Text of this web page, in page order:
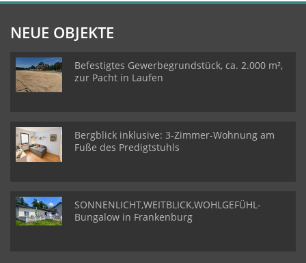
NEUE OBJEKTE
Befestigtes Gewerbegrundstück, ca. 2.000 m²,
zur Pacht in Laufen
Bergblick inklusive: 3-Zimmer-Wohnung am
Fuße des Predigtstuhls
SONNENLICHT,WEITBLICK,WOHLGEFÜHL-
Bungalow in Frankenburg